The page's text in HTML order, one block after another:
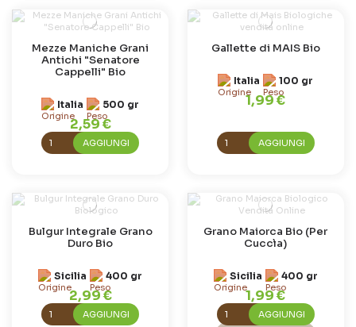
Mezze Maniche Grani
Antichi "Senatore
Cappelli" Bio
Italia 500 gr
2,59 €
AGGIUNGI
Gallette di MAIS Bio
Italia 100 gr
1,99 €
AGGIUNGI
Bulgur Integrale Grano
Duro Bio
Sicilia 400 gr
2,99 €
AGGIUNGI
Grano Maiorca Bio (Per
Cuccìa)
Sicilia 400 gr
1,99 €
AGGIUNGI